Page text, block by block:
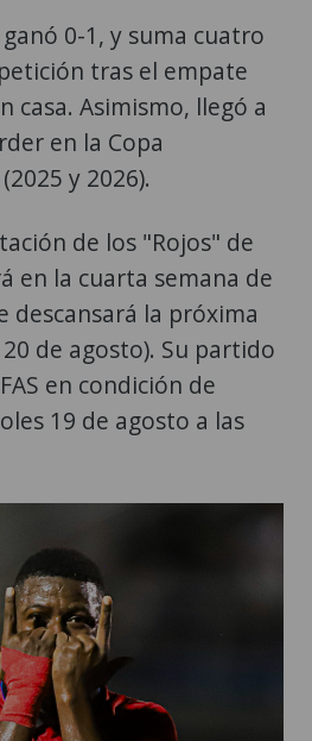
0-1, y suma cuatro
tras el empate
casa. Asimismo, llegó a
en la Copa
y 2026).
de los "Rojos" de
en la cuarta semana de
descansará la próxima
de agosto). Su partido
en condición de
19 de agosto a las